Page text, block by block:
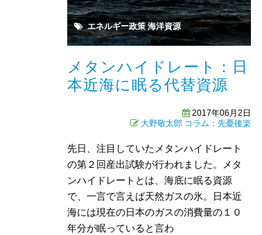
エネルギー政策 海洋資源
メタンハイドレート：日
本近海に眠る代替資源
2017年06月2日
大野敬太郎 コラム：先憂後楽
先日、注目していたメタンハイドレート
の第２回産出試験が行われました。メタ
ンハイドレートとは、海底に眠る資源
で、一言で言えば天然ガスの氷。日本近
海には現在の日本のガスの消費量の１０
年分が眠っていると言わ